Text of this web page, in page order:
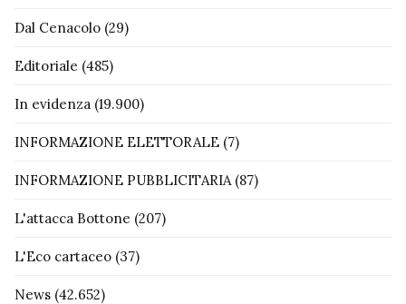
Dal Cenacolo (29)
Editoriale (485)
In evidenza (19.900)
INFORMAZIONE ELETTORALE (7)
INFORMAZIONE PUBBLICITARIA(87)
L'attacca Bottone (207)
L'Eco cartaceo (37)
News (42.652)